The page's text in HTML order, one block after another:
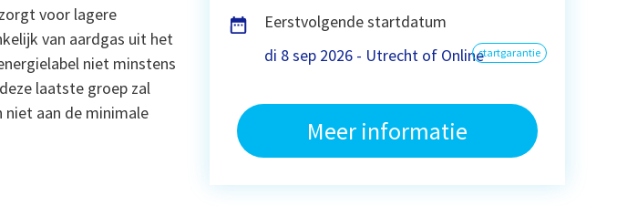
voor lagere
van aardgas uit het
niet minstens
laatste groep zal
niet aan de minimale
Eerstvolgende startdatum
di 8 sep 2026 - Utrecht of Onlinestartgarantie
Meer informatie